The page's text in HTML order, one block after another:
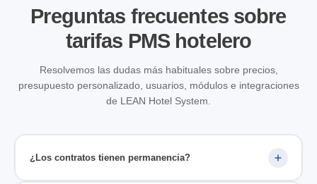
Preguntas frecuentes sobre
tarifas PMS hotelero
Resolvemos las dudas más habituales sobre precios,
presupuesto personalizado, usuarios, módulos e integraciones
de LEAN Hotel System.
¿Los contratos tienen permanencia?